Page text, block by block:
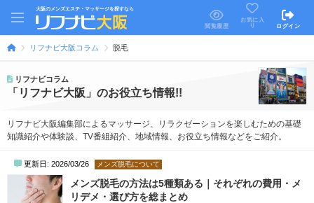
大阪のメンズエステ・マッサージを探すなら
閲覧履歴
お気に入
り
ログイン
リフナビ大阪コラム 脱毛
リフナビコラム
「リフナビ大阪」のお役立ち情報!!
リフナビ大阪編集部によるマッサージ、リラクゼーションを楽しむための基礎
知識紹介や体験談、TV番組紹介、地域情報、お役立ち情報などをご紹介。
更新日: 2026/03/26 メンズ脱毛について
メンズ脱毛の方法は5種類ある｜それぞれの費用・メ
リデメ・選び方を総まとめ